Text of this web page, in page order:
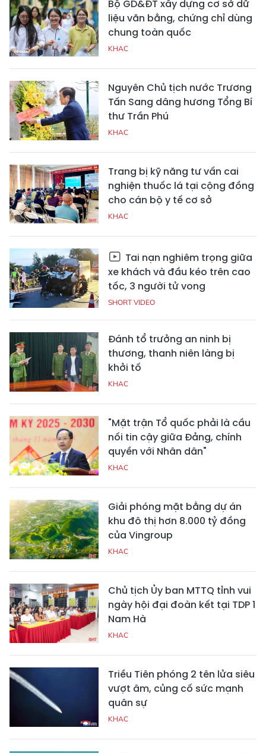
Bộ GD&ĐT xây dựng cơ sở dữ
liệu văn bằng, chứng chỉ dùng
chung toàn quốc
KHAC
Nguyên Chủ tịch nước Trương
Tấn Sang dâng hương Tổng Bí
thư Trần Phú
KHAC
Trang bị kỹ năng tư vấn cai
nghiện thuốc lá tại cộng đồng
cho cán bộ y tế cơ sở
KHAC
Tai nạn nghiêm trọng giữa
xe khách và đầu kéo trên cao
tốc, 3 người tử vong
SHORT VIDEO
Đánh tổ trưởng an ninh bị
thương, thanh niên làng bị
khởi tố
KHAC
"Mặt trận Tổ quốc phải là cầu
nối tin cậy giữa Đảng, chính
quyền với Nhân dân"
KHAC
Giải phóng mặt bằng dự án
khu đô thị hơn 8.000 tỷ đồng
của Vingroup
KHAC
Chủ tịch Ủy ban MTTQ tỉnh vui
ngày hội đại đoàn kết tại TDP 1
Nam Hà
KHAC
Triều Tiên phóng 2 tên lửa siêu
vượt âm, củng cố sức mạnh
quân sự
KHAC